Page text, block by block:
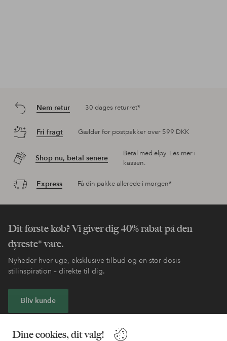
Dine cookies, dit valg!
Nem retur 30 dages returret*
Fri fragt Gælder for postpakker over 599 DKK
Shop nu, betal senere
Betal med elpy. Les mer i
kassen.
Express Få din pakke allerede i morgen*
Dit første køb? Vi giver dig 40% rabat på den
dyreste* vare.
Nyheder hver uge, eksklusive tilbud og en stor dosis
stilinspiration – direkte til dig.
Bliv kunde